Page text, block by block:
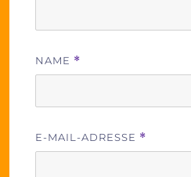
NAME *
E-MAIL-ADRESSE *